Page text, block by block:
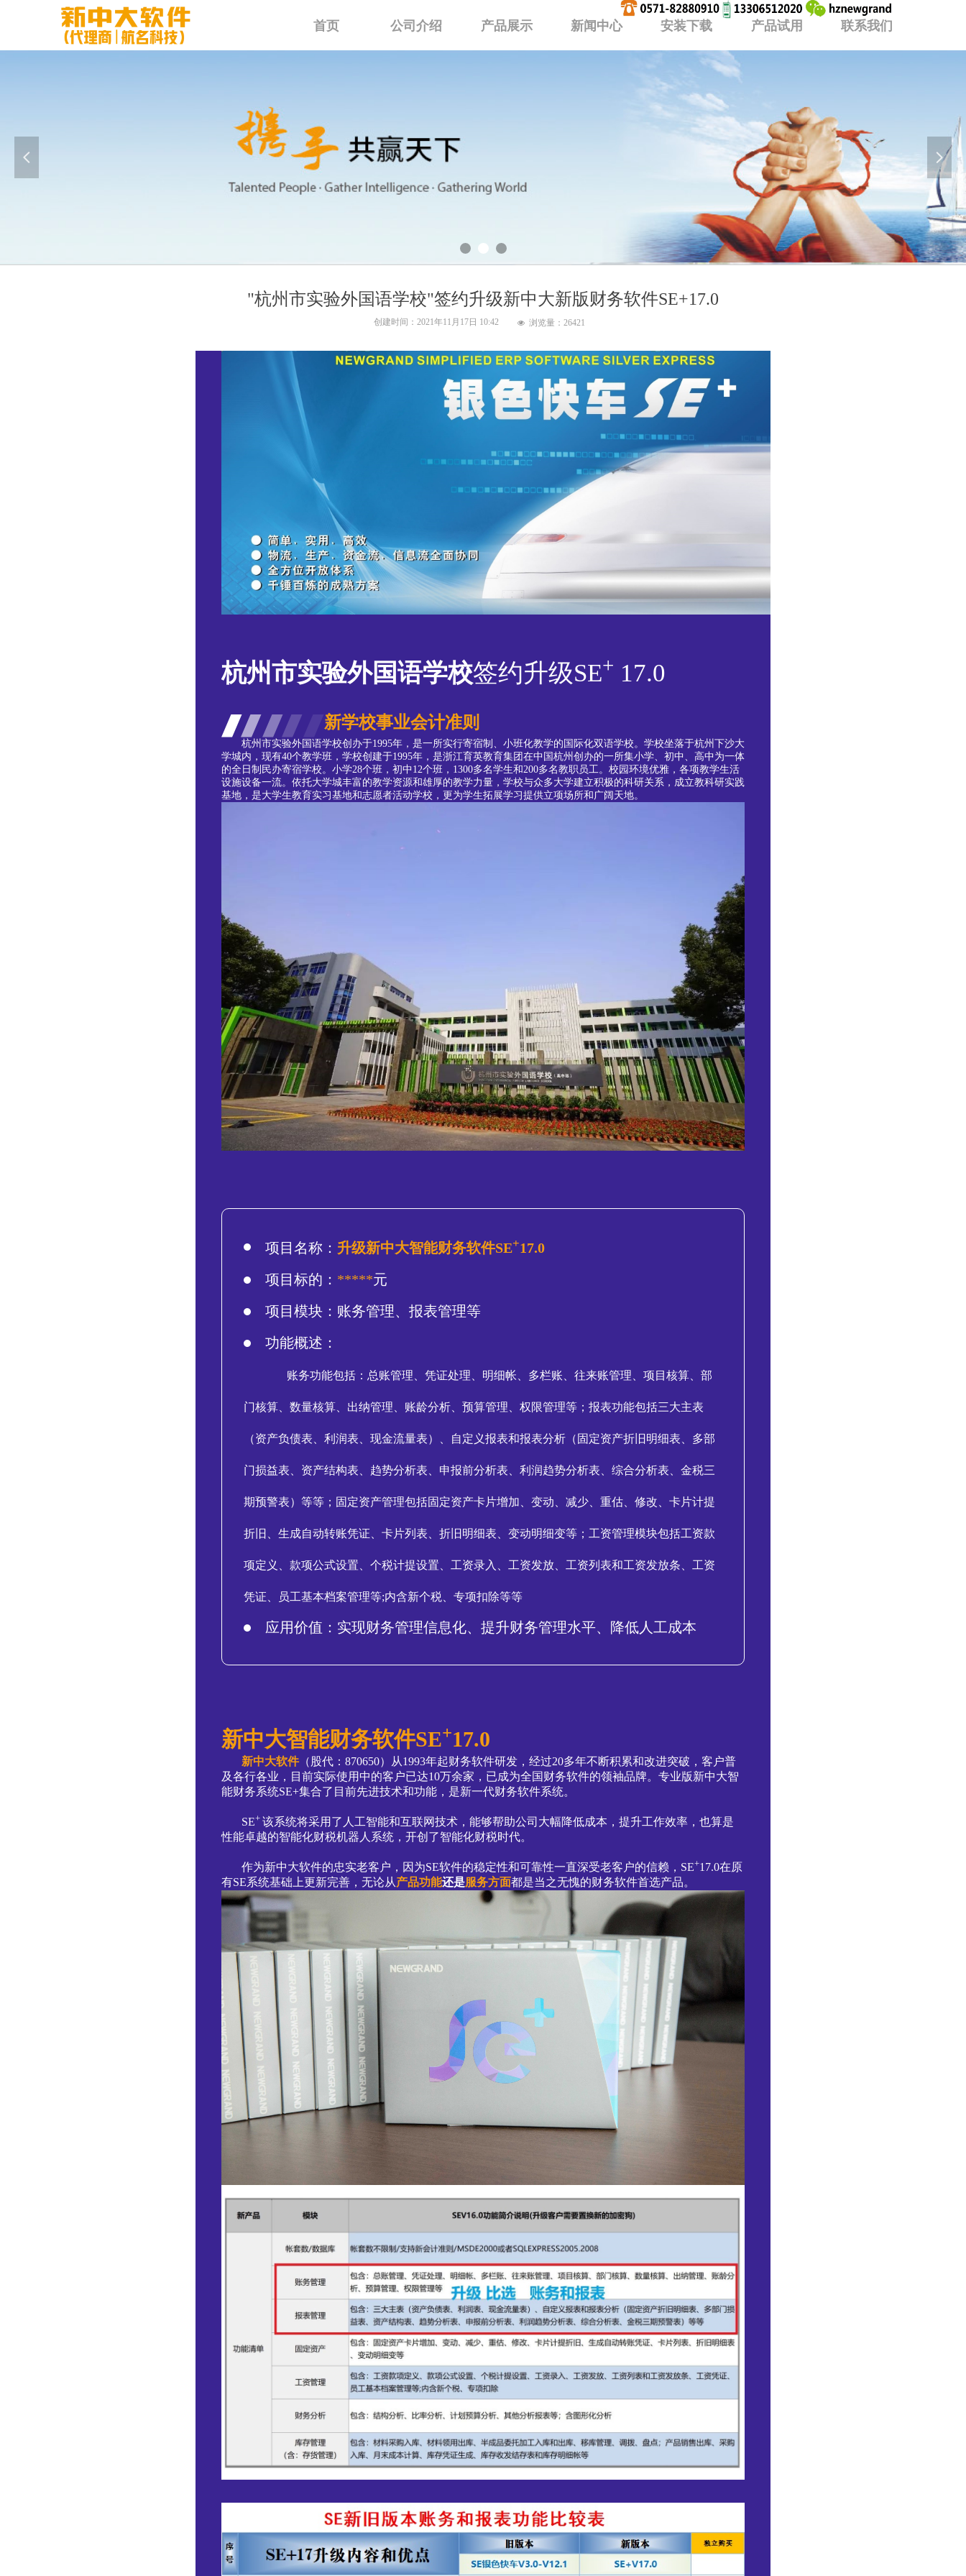
넳 넲
首页 公司介绍 产品展示 新闻中心 安装下载 产品试用 联系我们
"杭州市实验外国语学校"签约升级新中大新版财务软件SE+17.0
杭州市实验外国语学校签约升级SE+ 17.0
新学校事业会计准则
杭州市实验外国语学校创办于1995年，是一所实行寄宿制、小班化教学的国际化双语学校。学校坐落于杭州下沙大
学城内，现有40个教学班，学校创建于1995年，是浙江育英教育集团在中国杭州创办的一所集小学、初中、高中为一体
的全日制民办寄宿学校。小学28个班，初中12个班，1300多名学生和200多名教职员工。校园环境优雅，各项教学生活
设施设备一流。依托大学城丰富的教学资源和雄厚的教学力量，学校与众多大学建立积极的科研关系，成立教科研实践
基地，是大学生教育实习基地和志愿者活动学校，更为学生拓展学习提供立项场所和广阔天地。
项目名称： 升级新中大智能财务软件SE+17.0
项目标的： *****元
项目模块：账务管理、报表管理等
功能概述：
账务功能包括：总账管理、凭证处理、明细帐、多栏账、往来账管理、项目核算、部
门核算、数量核算、出纳管理、账龄分析、预算管理、权限管理等；报表功能包括三大主表
（资产负债表、利润表、现金流量表）、自定义报表和报表分析（固定资产折旧明细表、多部
门损益表、资产结构表、趋势分析表、申报前分析表、利润趋势分析表、综合分析表、金税三
期预警表）等等；固定资产管理包括固定资产卡片增加、变动、减少、重估、修改、卡片计提
折旧、生成自动转账凭证、卡片列表、折旧明细表、变动明细变等；工资管理模块包括工资款
项定义、款项公式设置、个税计提设置、工资录入、工资发放、工资列表和工资发放条、工资
凭证、员工基本档案管理等;内含新个税、专项扣除等等
应用价值：实现财务管理信息化、提升财务管理水平、降低人工成本
新中大智能财务软件SE+17.0
新中大软件 （股代：870650）从1993年起财务软件研发，经过20多年不断积累和改进突破，客户普
及各行各业，目前实际使用中的客户已达10万余家，已成为全国财务软件的领袖品牌。专业版新中大智
能财务系统SE+集合了目前先进技术和功能，是新一代财务软件系统。
SE+ 该系统将采用了人工智能和互联网技术，能够帮助公司大幅降低成本，提升工作效率，也算是
性能卓越的智能化财税机器人系统，开创了智能化财税时代。
作为新中大软件的忠实老客户，因为SE软件的稳定性和可靠性一直深受老客户的信赖，SE+17.0在原
有SE系统基础上更新完善，无论从产品功能还是服务方面都是当之无愧的财务软件首选产品。
넶 浏览量： 26421
创建时间： 2021年11月17日 10:42